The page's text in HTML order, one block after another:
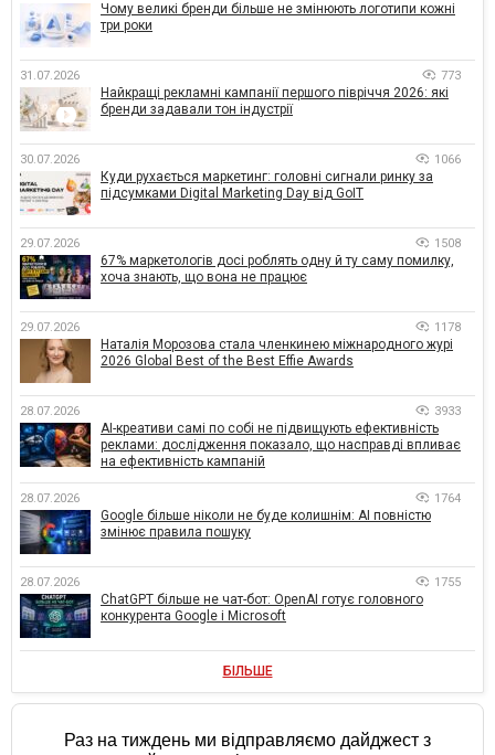
Чому великі бренди більше не змінюють логотипи кожні
три роки
31.07.2026 773
Найкращі рекламні кампанії першого півріччя 2026: які
бренди задавали тон індустрії
30.07.2026 1066
Куди рухається маркетинг: головні сигнали ринку за
підсумками Digital Marketing Day від GoIT
29.07.2026 1508
67% маркетологів досі роблять одну й ту саму помилку,
хоча знають, що вона не працює
29.07.2026 1178
Наталія Морозова стала членкинею міжнародного журі
2026 Global Best of the Best Effie Awards
28.07.2026 3933
AI-креативи самі по собі не підвищують ефективність
реклами: дослідження показало, що насправді впливає
на ефективність кампаній
28.07.2026 1764
Google більше ніколи не буде колишнім: AI повністю
змінює правила пошуку
28.07.2026 1755
ChatGPT більше не чат-бот: OpenAI готує головного
конкурента Google і Microsoft
БІЛЬШЕ
Раз на тиждень ми відправляємо дайджест з